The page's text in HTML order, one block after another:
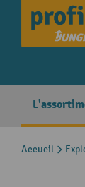
Skip to
Accueil